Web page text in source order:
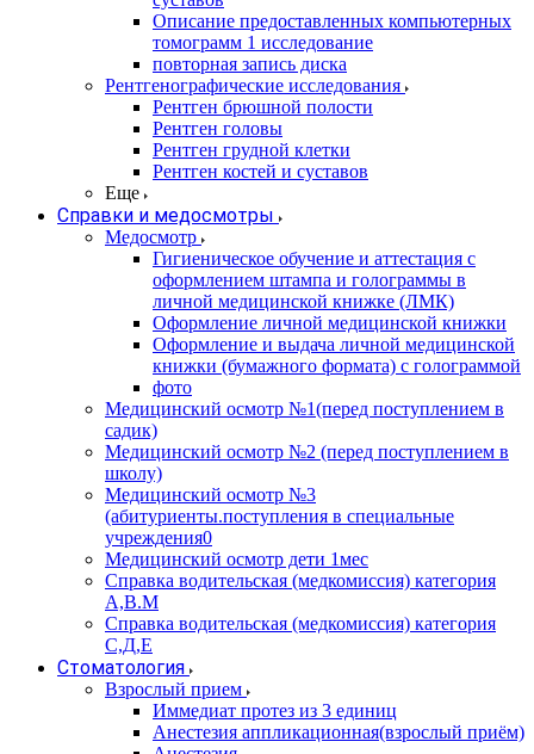
Описание предоставленных компьютерных
томограмм 1 исследование
повторная запись диска
Рентгенографические исследования
Рентген брюшной полости
Рентген головы
Рентген грудной клетки
Рентген костей и суставов
Еще
Справки и медосмотры
Медосмотр
Гигиеническое обучение и аттестация с
оформлением штампа и голограммы в
личной медицинской книжке (ЛМК)
Оформление личной медицинской книжки
Оформление и выдача личной медицинской
книжки (бумажного формата) с голограммой
фото
Медицинский осмотр №1(перед поступлением в
садик)
Медицинский осмотр №2 (перед поступлением в
школу)
Медицинский осмотр №3
(абитуриенты.поступления в специальные
учреждения0
Медицинский осмотр дети 1мес
Справка водительская (медкомиссия) категория
А,В.М
Справка водительская (медкомиссия) категория
С,Д,Е
Стоматология
Взрослый прием
Иммедиат протез из 3 единиц
Анестезия аппликационная(взрослый приём)